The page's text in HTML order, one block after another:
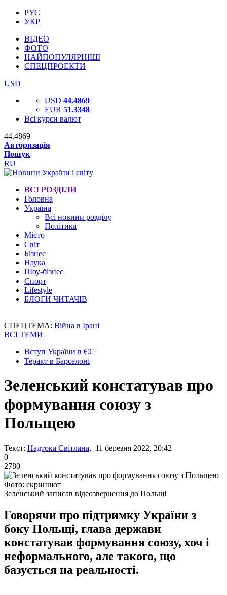
РУС
УКР
ВІДЕО
ФОТО
НАЙПОПУЛЯРНІШІ
СПЕЦПРОЕКТИ
USD
USD 44.4869
EUR 51.3348
Всі курси валют
44.4869
Авторизація
Пошук
RU
ВСІ РОЗДІЛИ
Головна
Україна
Всі новини розділу
Політика
Місто
Світ
Бізнес
Наука
Шоу-бізнес
Спорт
Lifestyle
БЛОГИ ЧИТАЧІВ
СПЕЦТЕМА: Війна в Ірані
ВСІ ТЕМИ
Вступ України в ЄС
Теракт в Барселоні
Зеленський констатував про
формування союзу з
Польщею
Текст: Надтока Світлана, 11 березня 2022, 20:42
0
2780
Фото: скриншот
Зеленський записав відеозвернення до Польщі
Говорячи про підтримку України з
боку Польщі, глава держави
констатував формування союзу, хоч і
неформального, але такого, що
базується на реальності.